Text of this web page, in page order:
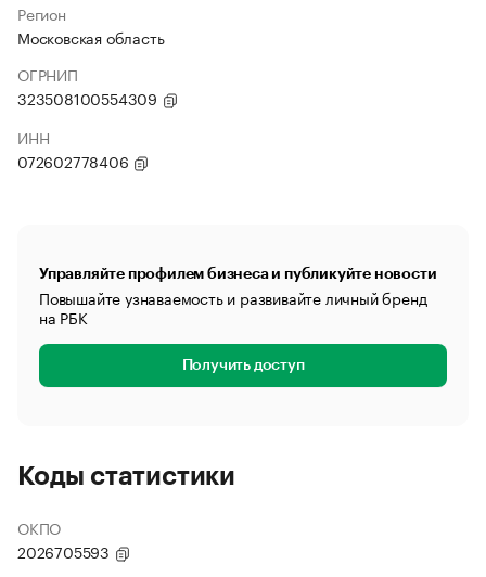
Регион
Московская область
ОГРНИП
323508100554309
ИНН
072602778406
Управляйте профилем бизнеса и публикуйте новости
Повышайте узнаваемость и развивайте личный бренд
на РБК
Получить доступ
Коды статистики
ОКПО
2026705593